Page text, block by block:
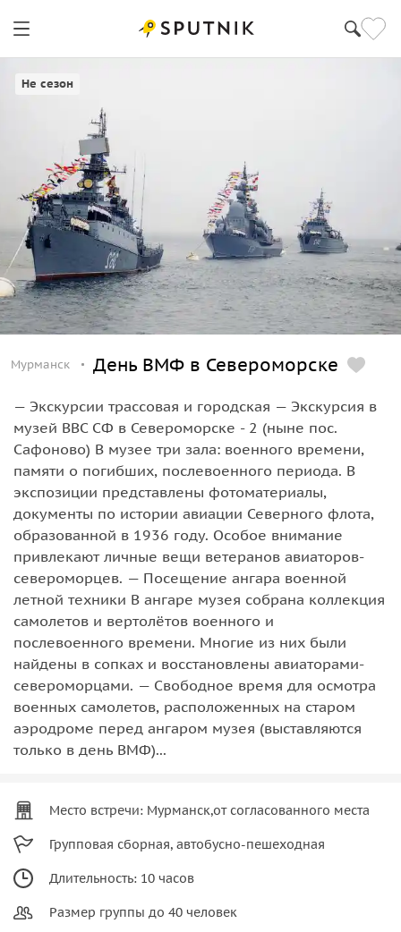
Не сезон
Мурманск День ВМФ в Североморске
— Экскурсии трассовая и городская — Экскурсия в
музей ВВС СФ в Североморске - 2 (ныне пос.
Сафоново) В музее три зала: военного времени,
памяти о погибших, послевоенного периода. В
экспозиции представлены фотоматериалы,
документы по истории авиации Северного флота,
образованной в 1936 году. Особое внимание
привлекают личные вещи ветеранов авиаторов-
североморцев. — Посещение ангара военной
летной техники В ангаре музея собрана коллекция
самолетов и вертолётов военного и
послевоенного времени. Многие из них были
найдены в сопках и восстановлены авиаторами-
североморцами. — Свободное время для осмотра
военных самолетов, расположенных на старом
аэродроме перед ангаром музея (выставляются
только в день ВМФ)...
Место встречи: Мурманск,от согласованного места
Групповая сборная, автобусно-пешеходная
Длительность: 10 часов
Размер группы до 40 человек